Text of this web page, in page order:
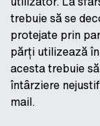
trebuie să se
protejate prin
părți utilizează
acesta trebuie
întârziere
mail.